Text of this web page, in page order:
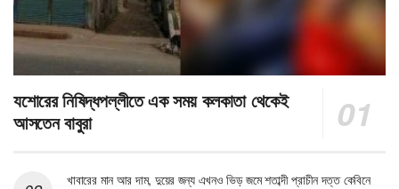
যশোরের নিষিদ্ধপল্লীতে এক সময় কলকাতা থেকেই
আসতেন বাবুরা
খাবারের মান আর দাম, দুয়ের জন্য এখনও ভিড় জমে শতাব্দী প্রাচীন দত্ত কেবিনে